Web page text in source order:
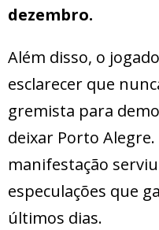
dezembro.
Além disso, o
esclarecer que
gremista para
deixar Porto
manifestação
especulações que
últimos dias.